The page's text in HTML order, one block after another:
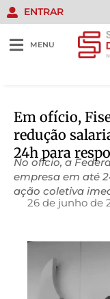
ENTRAR
MENU
Em ofício,
redução
24h para
No ofício, a
empresa em até
ação coletiva
26 de junho de